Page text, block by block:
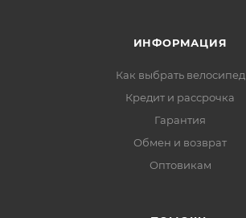
ИНФОРМАЦИЯ
Как выбрать велосипед
Кредит и рассрочка
Гарантия
Обмен и возврат
Оптовикам